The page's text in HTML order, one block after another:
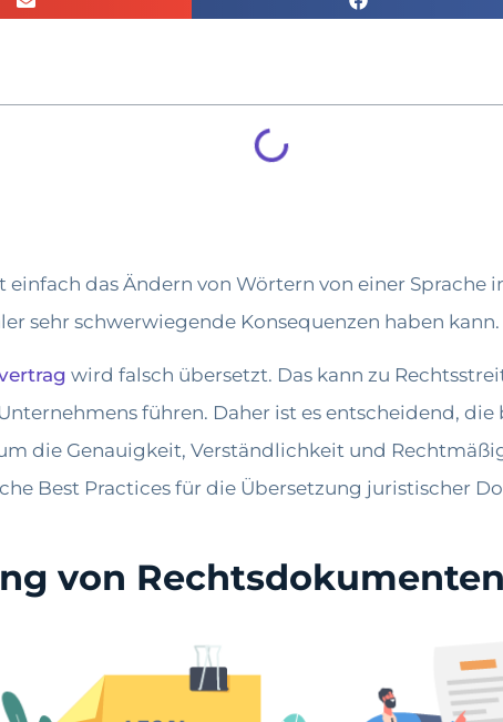
das Ändern von Wörtern von einer Sprache
sehr schwerwiegende Konsequenzen haben kann.
wird falsch übersetzt. Das kann zu
führen. Daher ist es entscheidend,
die Genauigkeit, Verständlichkeit und
Best Practices für die Übersetzung juristischer
von